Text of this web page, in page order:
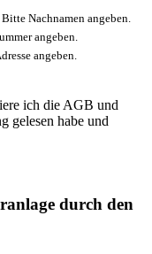
Bitte Nachnamen angeben.
angeben.
angeben.
ich die AGB und
gelesen habe und
durch den